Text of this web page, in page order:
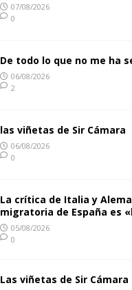
07/08/2026
0
De todo lo que no me ha
06/08/2026
2
las viñetas de Sir Cámara
06/08/2026
0
La crítica de Italia y
migratoria de España es
05/08/2026
0
Las viñetas de Sir Cámara